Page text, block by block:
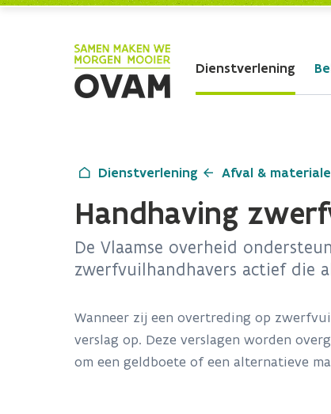
Dienstverlening
Dienstverlening Afval &
Handhaving
De Vlaamse overheid
zwerfvuilhandhavers actief die
Wanneer zij een overtreding op
verslag op. Deze verslagen worden
om een geldboete of een alternatieve